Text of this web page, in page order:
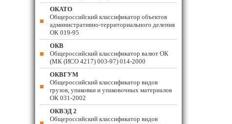
ОКАТО
Общероссийский классификатор объектов
административно-территориального деления
ОК 019-95
ОКВ
Общероссийский классификатор валют ОК
(МК (ИСО 4217) 003-97) 014-2000
ОКВГУМ
Общероссийский классификатор видов
грузов, упаковки и упаковочных материалов
ОК 031-2002
ОКВЭД 2
Общероссийский классификатор видов